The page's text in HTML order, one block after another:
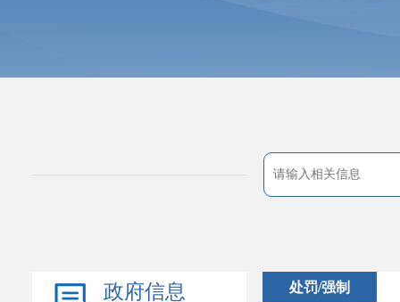
政府信息
处罚/强制